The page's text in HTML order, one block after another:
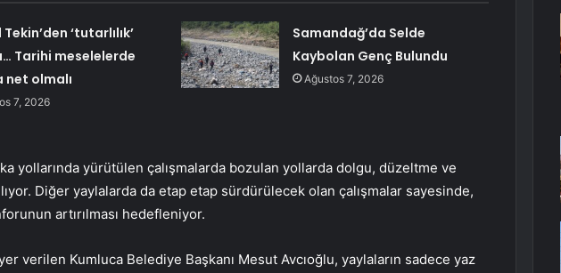
‘tutarlılık’
Tarihi meselelerde
net olmalı
7, 2026
Samandağ’da Selde
Kaybolan Genç Bulundu
Ağustos 7, 2026
yollarında yürütülen çalışmalarda bozulan yollarda dolgu, düzeltme ve
Diğer yaylalarda da etap etap sürdürülecek olan çalışmalar sayesinde,
artırılması hedefleniyor.
verilen Kumluca Belediye Başkanı Mesut Avcıoğlu, yaylaların sadece yaz